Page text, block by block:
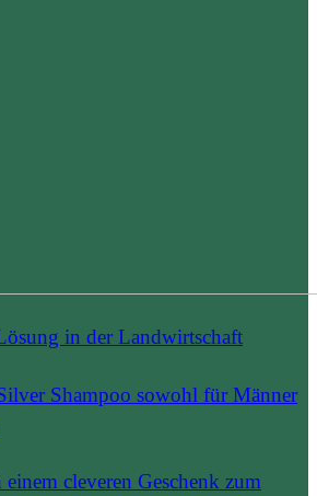
in der Landwirtschaft
Shampoo sowohl für Männer
cleveren Geschenk zum